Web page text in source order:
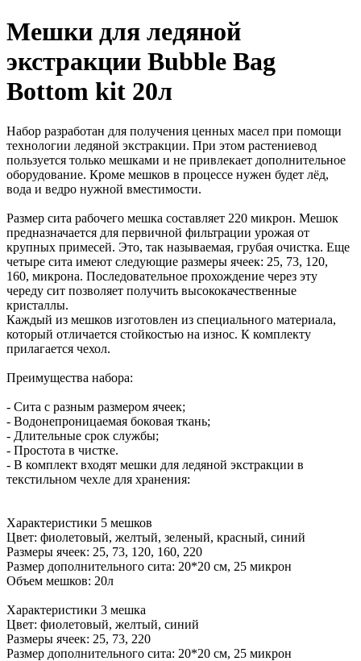
Мешки для ледяной
экстракции Bubble Bag
Bottom kit 20л
Набор разработан для получения ценных масел при помощи
технологии ледяной экстракции. При этом растениевод
пользуется только мешками и не привлекает дополнительное
оборудование. Кроме мешков в процессе нужен будет лёд,
вода и ведро нужной вместимости.
Размер сита рабочего мешка составляет 220 микрон. Мешок
предназначается для первичной фильтрации урожая от
крупных примесей. Это, так называемая, грубая очистка. Еще
четыре сита имеют следующие размеры ячеек: 25, 73, 120,
160, микрона. Последовательное прохождение через эту
череду сит позволяет получить высококачественные
кристаллы.
Каждый из мешков изготовлен из специального материала,
который отличается стойкостью на износ. К комплекту
прилагается чехол.
Преимущества набора:
- Сита с разным размером ячеек;
- Водонепроницаемая боковая ткань;
- Длительные срок службы;
- Простота в чистке.
- В комплект входят мешки для ледяной экстракции в
текстильном чехле для хранения:
Характеристики 5 мешков
Цвет: фиолетовый, желтый, зеленый, красный, синий
Размеры ячеек: 25, 73, 120, 160, 220
Размер дополнительного сита: 20*20 см, 25 микрон
Объем мешков: 20л
Характеристики 3 мешка
Цвет: фиолетовый, желтый, синий
Размеры ячеек: 25, 73, 220
Размер дополнительного сита: 20*20 см, 25 микрон